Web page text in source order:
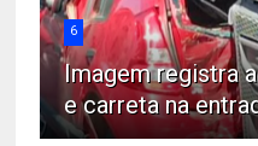
6
Imagem registra
e carreta na